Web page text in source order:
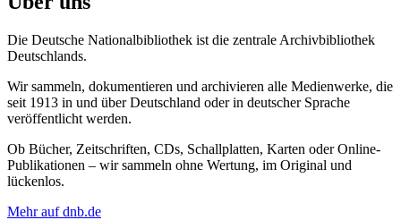
Die Deutsche Nationalbibliothek ist die zentrale Archivbibliothek
Deutschlands.
Wir sammeln, dokumentieren und archivieren alle Medienwerke, die
seit 1913 in und über Deutschland oder in deutscher Sprache
veröffentlicht werden.
Ob Bücher, Zeitschriften, CDs, Schallplatten, Karten oder Online-
Publikationen – wir sammeln ohne Wertung, im Original und
lückenlos.
Mehr auf dnb.de